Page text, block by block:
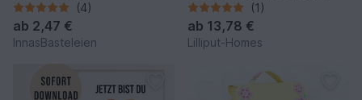
(4)
ab 2,47 €
InnasBasteleien
(1)
ab 13,78 €
Lilliput-Homes